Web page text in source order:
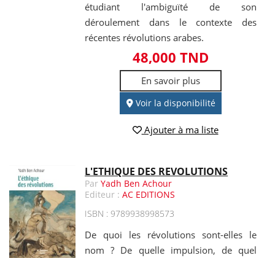
étudiant l'ambiguïté de son
déroulement dans le contexte des
récentes révolutions arabes.
48,000 TND
En savoir plus
Voir la disponibilité
Ajouter à ma liste
L'ETHIQUE DES REVOLUTIONS
ParYadh Ben Achour
Editeur :AC EDITIONS
ISBN : 9789938998573
De quoi les révolutions sont-elles le
nom ? De quelle impulsion, de quel